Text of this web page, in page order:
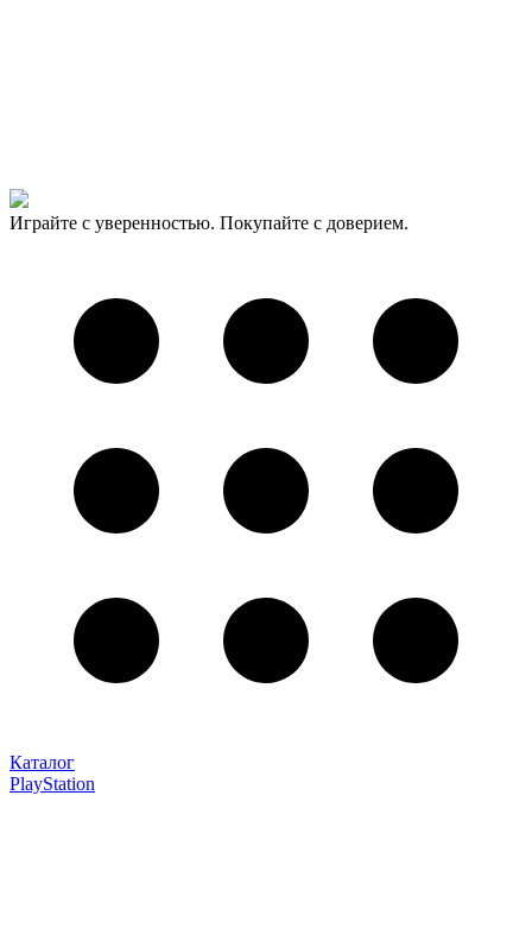
Играйте с уверенностью. Покупайте с доверием.
Каталог
PlayStation